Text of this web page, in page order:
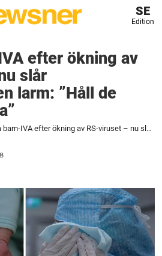
SE
Edition
efter ökning av
slår
larm: ”Håll de
Fullt på barn-IVA efter ökning av RS-viruset – nu slår vårdpersonalen larm: "Håll de minsta hemma"